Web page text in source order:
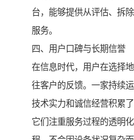
台，能够提供从评估、拆
服务。
四、用户口碑与长期信誉
在信息时代，用户在选择
往客户的反馈。一家持续
技术实力和诚信经营积累
它们注重服务过程的透明